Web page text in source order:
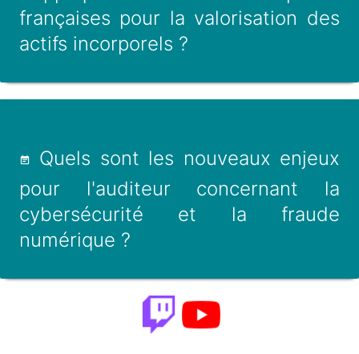
françaises pour la valorisation des
actifs incorporels ?
Quels sont les nouveaux enjeux
pour l'auditeur concernant la
cybersécurité et la fraude
numérique ?